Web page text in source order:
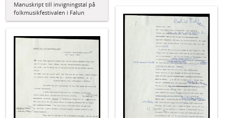
Manuskript till invigningstal på
folkmusikfestivalen i Falun